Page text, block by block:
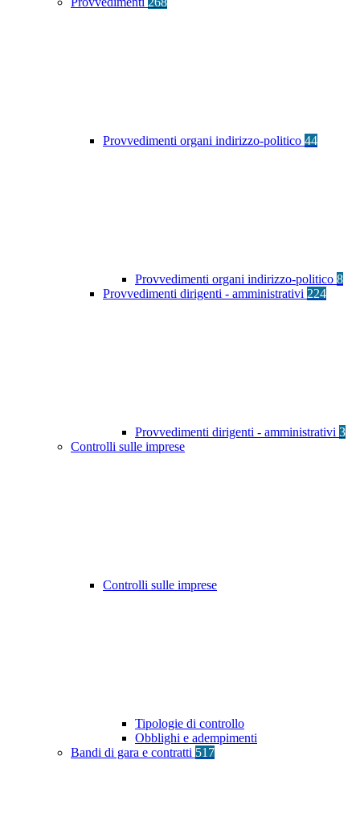
Provvedimenti organi indirizzo-politico 44
Provvedimenti organi indirizzo-politico 8
Provvedimenti dirigenti - amministrativi 224
Provvedimenti dirigenti - amministrativi 3
Controlli sulle imprese
Controlli sulle imprese
Tipologie di controllo
Obblighi e adempimenti
Bandi di gara e contratti 517